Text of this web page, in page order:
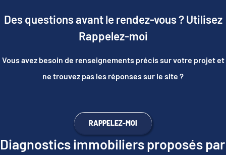
Des questions avant le rendez-vous ? Utilisez
Rappelez-moi
Vous avez besoin de renseignements précis sur votre projet et
ne trouvez pas les réponses sur le site ?
RAPPELEZ-MOI
Diagnostics immobiliers proposés par